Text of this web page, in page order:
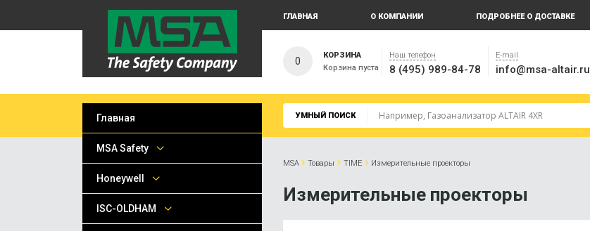
ГЛАВНАЯ О КОМПАНИИ ПОДРОБНЕЕ О ДОСТАВКЕ
0
КОРЗИНА
Корзина пуста
Наш телефон
8 (495) 989-84-78
E-mail
info@msa-altair.ru
УМНЫЙ ПОИСК
MSA › Товары › TIME › Измерительные проекторы
Измерительные проекторы
Главная
MSA Safety
Honeywell
ISC-OLDHAM